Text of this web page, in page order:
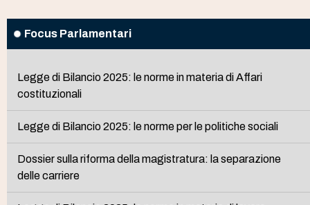
Focus Parlamentari
Legge di Bilancio 2025: le norme in materia di Affari
costituzionali
Legge di Bilancio 2025: le norme per le politiche sociali
Dossier sulla riforma della magistratura: la separazione
delle carriere